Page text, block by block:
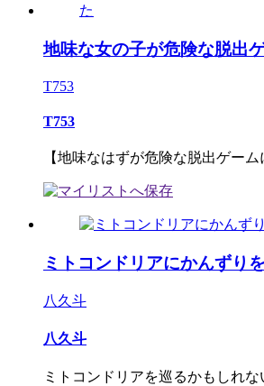
地味な女の子が危険な脱出
T753
T753
【地味なはずが危険な脱出ゲーム
ミトコンドリアにかんずりを
八久斗
八久斗
ミトコンドリアを巡るかもしれな